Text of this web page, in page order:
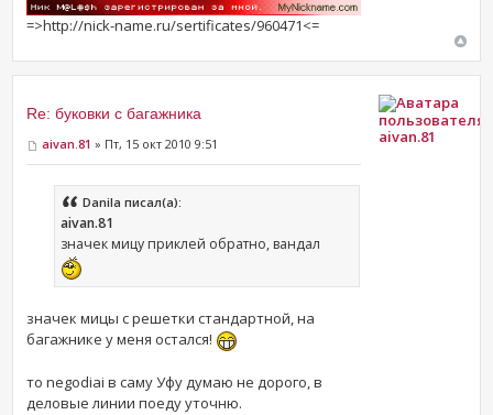
=>http://nick-name.ru/sertificates/960471<=
Re: буковки с багажника
aivan.81 » Пт, 15 окт 2010 9:51
Danila писал(а):
aivan.81
значек мицу приклей обратно, вандал
значек мицы с решетки стандартной, на
багажнике у меня остался!
то negodiai в саму Уфу думаю не дорого, в
деловые линии поеду уточню.
aivan.81